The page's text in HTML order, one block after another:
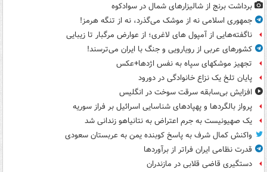
برداشت برنج از شالیزارهای شمال در سوادکوه
جمهوری اسلامی نه از موشک می‌گذرد، نه از تنگه هرمز!
ناگفته‌هایی از آمپول های لاغری؛ از عوارض مرگبار تا زیبایی
کشورهای عربی از رویارویی و جنگ با ایران می‌ترسند!
تجهیز موشکهای سپاه به نفس اژدها+عکس
پایان تلخ یک نزاع خانوادگی در دورود
افزایش بی‌سابقه سرقت سوخت در انگلیس
پرواز بالگردها و پهپادهای شناسایی اسرائیل بر فراز سوریه
یک صهیونیست به جرم اعتراض به نتانیاهو زندانی شد
واکنش کمال شرف به پاسخ کوبنده یمن به عربستان سعودی
قدرت نظامی ایران فراتر از برآوردها
دستگیری قاضی قلابی در مازندران